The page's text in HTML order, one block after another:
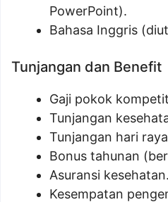
PowerPoint).
Bahasa Inggris
Tunjangan dan Benefit
Gaji pokok
Tunjangan
Tunjangan hari
Bonus tahunan
Asuransi kesehatan.
Kesempatan